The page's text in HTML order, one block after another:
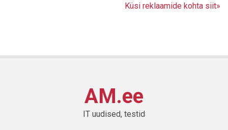
Küsi reklaamide kohta siit»
AM.ee
IT uudised, testid